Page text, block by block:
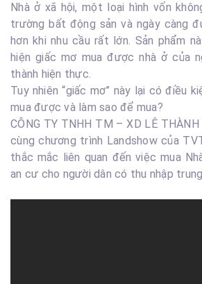
Nhà ở xã hội, một loại hình vốn
trường bất động sản và ngày càng
hơn khi nhu cầu rất lớn. Sản phẩm
hiện giấc mơ mua được nhà ở của
thành hiện thực.
Tuy nhiên “giấc mơ” này lại có điều
mua được và làm sao để mua?
CÔNG TY TNHH TM – XD LÊ THÀNH
cùng chương trình Landshow của
thắc mắc liên quan đến việc mua
an cư cho người dân có thu nhập